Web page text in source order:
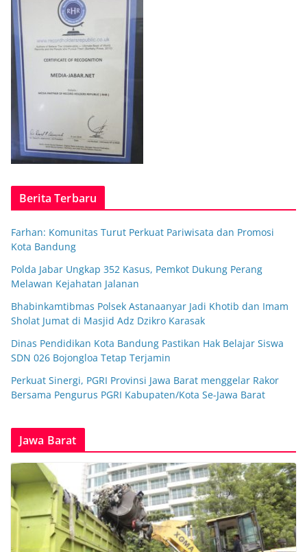
Berita Terbaru
Farhan: Komunitas Turut Perkuat Pariwisata dan Promosi
Kota Bandung
Polda Jabar Ungkap 352 Kasus, Pemkot Dukung Perang
Melawan Kejahatan Jalanan
Bhabinkamtibmas Polsek Astanaanyar Jadi Khotib dan Imam
Sholat Jumat di Masjid Adz Dzikro Karasak
Dinas Pendidikan Kota Bandung Pastikan Hak Belajar Siswa
SDN 026 Bojongloa Tetap Terjamin
Perkuat Sinergi, PGRI Provinsi Jawa Barat menggelar Rakor
Bersama Pengurus PGRI Kabupaten/Kota Se-Jawa Barat
Jawa Barat